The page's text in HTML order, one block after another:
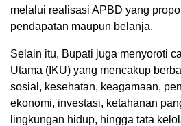
melalui realisasi APBD yang
pendapatan maupun belanja.
Selain itu, Bupati juga menyoroti
Utama (IKU) yang mencakup
sosial, kesehatan, keagamaan,
ekonomi, investasi, ketahanan
lingkungan hidup, hingga tata